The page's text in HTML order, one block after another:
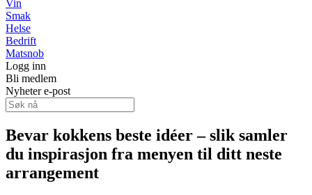
Vin
Smak
Helse
Bedrift
Matsnob
Logg inn
Bli medlem
Nyheter e-post
Bevar kokkens beste idéer – slik samler
du inspirasjon fra menyen til ditt neste
arrangement